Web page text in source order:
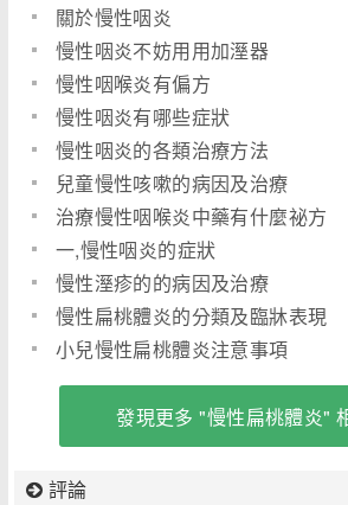
關於慢性咽炎
慢性咽炎不妨用用加溼器
慢性咽喉炎有偏方
慢性咽炎有哪些症狀
慢性咽炎的各類治療方法
兒童慢性咳嗽的病因及治療
治療慢性咽喉炎中藥有什麼祕方
一,慢性咽炎的症狀
慢性溼疹的的病因及治療
慢性扁桃體炎的分類及臨牀表現
小兒慢性扁桃體炎注意事項
發現更多 "慢性扁桃體炎"
評論